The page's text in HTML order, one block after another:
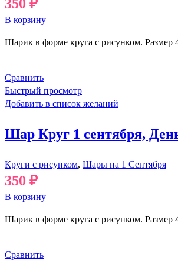
350 ₽
В корзину
Шарик в форме круга с рисунком. Размер
Сравнить
Быстрый просмотр
Добавить в список желаний
Шар Круг 1 сентября,
Круги с рисунком, Шары на 1 Сентября
350 ₽
В корзину
Шарик в форме круга с рисунком. Размер
Сравнить